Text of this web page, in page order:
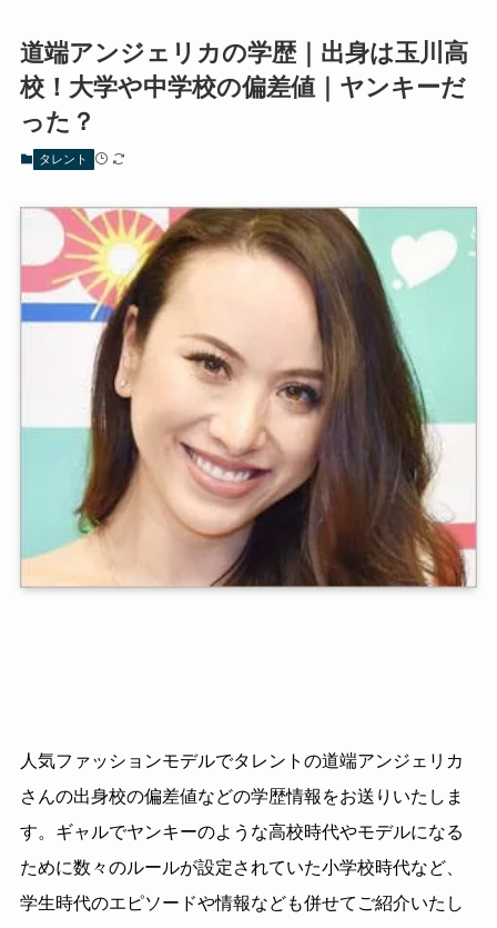
道端アンジェリカの学歴｜出身は玉川高
校！大学や中学校の偏差値｜ヤンキーだ
った？
タレント
人気ファッションモデルでタレントの道端アンジェリカ
さんの出身校の偏差値などの学歴情報をお送りいたしま
す。ギャルでヤンキーのような高校時代やモデルになる
ために数々のルールが設定されていた小学校時代など、
学生時代のエピソードや情報なども併せてご紹介いたし